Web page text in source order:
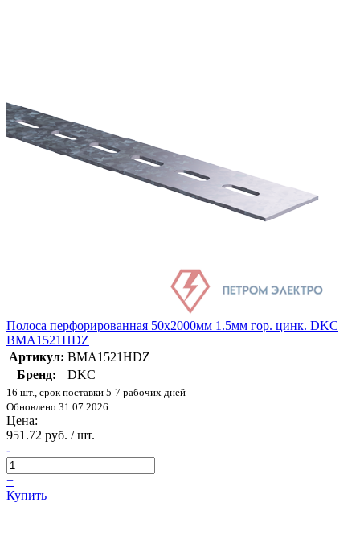
Полоса перфорированная 50х2000мм 1.5мм гор. цинк. DKC
BMA1521HDZ
Артикул: BMA1521HDZ
Бренд:
DKC
16 шт., срок поставки 5-7 рабочих дней
Обновлено 31.07.2026
Цена:
951.72 руб. / шт.
-
+
Купить